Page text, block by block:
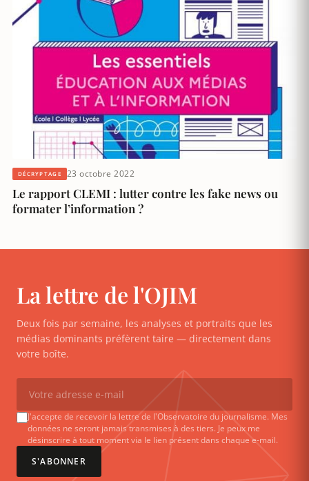
DÉCRYPTAGE 23 octobre 2022
Le rapport CLEMI : lutter contre les fake news ou
formater l’information ?
La lettre de l'OJIM
Deux fois par semaine, les analyses et portraits que les
médias dominants préfèrent taire — directement dans
votre boîte.
J'accepte de recevoir la lettre de l'Observatoire du journalisme. Mes
données ne seront jamais transmises à des tiers. Je peux me
désinscrire à tout moment via le lien présent dans chaque e-mail.
S'ABONNER